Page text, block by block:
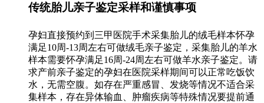
传统胎儿亲子鉴定采样和谨慎事项
孕妇直接预约到三甲医院手术采集胎儿的绒毛样本怀孕
满足10周-13周左右可做绒毛亲子鉴定，采集胎儿的羊水
样本需要怀孕满足16周-24周左右可做羊水亲子鉴定。请
求产前亲子鉴定的孕妇在医院采样期间可以正常吃饭饮
水，无需空腹。如存在严重感冒、发烧等情况不适合采
集样本，存在异体输血、肿瘤疾病等特殊情况要提前通